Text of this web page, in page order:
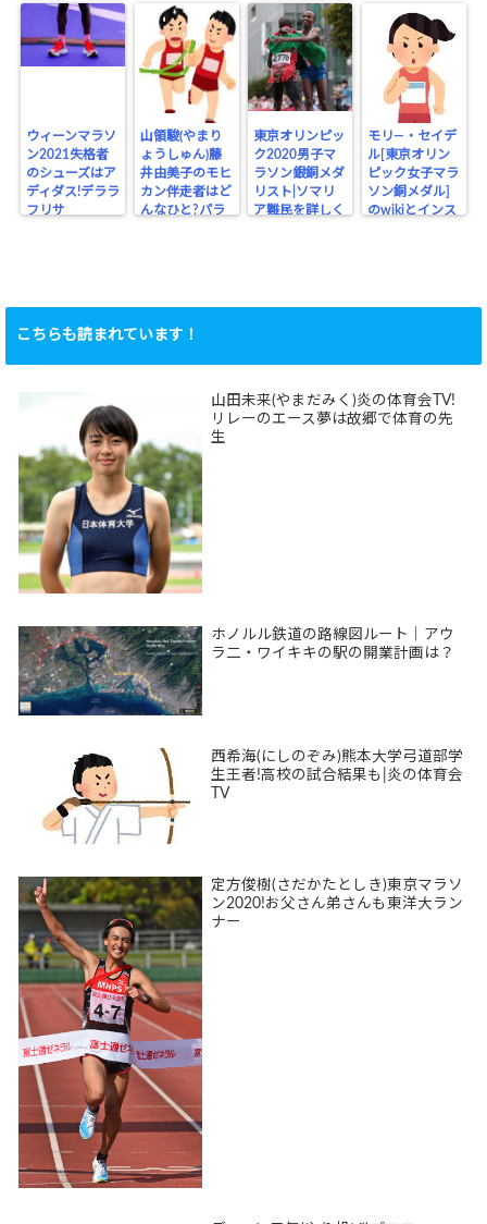
ウィーンマラソ
ン2021失格者
のシューズはア
ディダス!デララ
フリサ
山領駿(やまり
ょうしゅん)藤
井由美子のモヒ
カン伴走者はど
んなひと?パラ
東京オリンピッ
ク2020男子マ
ラソン銀銅メダ
リスト|ソマリ
ア難民を詳しく
モリ―・セイデ
ル[東京オリン
ピック女子マラ
ソン銅メダル]
のwikiとインス
こちらも読まれています！
山田未来(やまだみく)炎の体育会TV!
リレーのエース夢は故郷で体育の先
生
ホノルル鉄道の路線図ルート｜アウ
ラ二・ワイキキの駅の開業計画は？
西希海(にしのぞみ)熊本大学弓道部学
生王者!高校の試合結果も|炎の体育会
TV
定方俊樹(さだかたとしき)東京マラソ
ン2020!お父さん弟さんも東洋大ラン
ナー